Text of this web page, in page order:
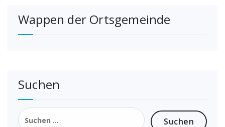
Beiträge
Wappen der Ortsgemeinde
Suchen
Suchen
nach: